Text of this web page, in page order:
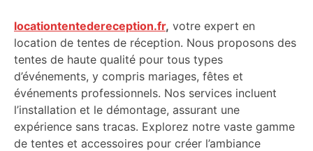
locationtentedereception.fr, votre expert en
location de tentes de réception. Nous proposons des
tentes de haute qualité pour tous types
d’événements, y compris mariages, fêtes et
événements professionnels. Nos services incluent
l’installation et le démontage, assurant une
expérience sans tracas. Explorez notre vaste gamme
de tentes et accessoires pour créer l’ambiance